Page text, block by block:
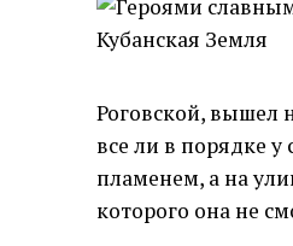
Роговской, вышел
все ли в порядке
пламенем, а на
которого она не